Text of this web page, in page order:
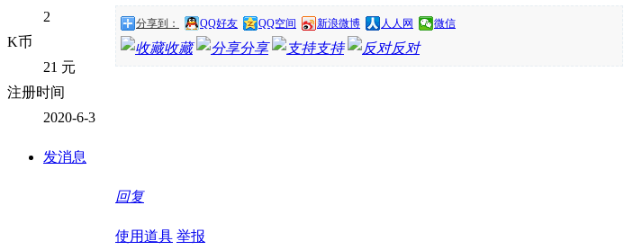
2
K币
21 元
注册时间
2020-6-3
发消息
分享到： QQ好友 QQ空间 新浪微博 人人网 微信
收藏 分享 支持 反对
回复
使用道具 举报